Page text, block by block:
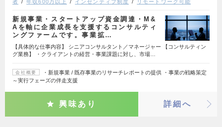
者
年収600万以上 インセンティブ制度 リモートワーク可能
新規事業・スタートアップ資金調達・M&
Aを軸に企業成長を支援するコンサルティ
ングファームです。事業拡…
【具体的な仕事内容】 シニアコンサルタント／マネージャー 【コンサルティン
グ業務】 ・クライアントの経営・事業課題に対し、市場…
会社概要
・新規事業 / 既存事業のリサーチレポートの提供 ・事業の戦略策定
～実⾏フェーズの伴⾛支援
興味あり 詳細へ